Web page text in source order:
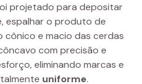
projetado para depositar
espalhar o produto de
cônico e macio das cerdas
com precisão e
eliminando marcas e
uniforme.